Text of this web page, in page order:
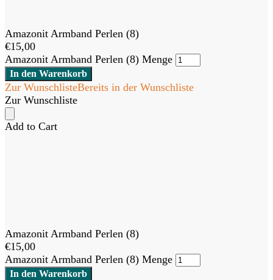
Amazonit Armband Perlen (8)
€15,00
Amazonit Armband Perlen (8) Menge
In den Warenkorb
Zur WunschlisteBereits in der Wunschliste
Zur Wunschliste
Add to Cart
Amazonit Armband Perlen (8)
€15,00
Amazonit Armband Perlen (8) Menge
In den Warenkorb